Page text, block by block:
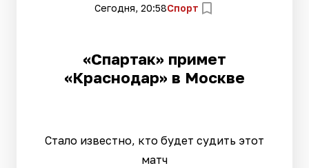
Сегодня, 20:58Спорт
«Спартак» примет
«Краснодар» в Москве
Стало известно, кто будет судить этот
матч